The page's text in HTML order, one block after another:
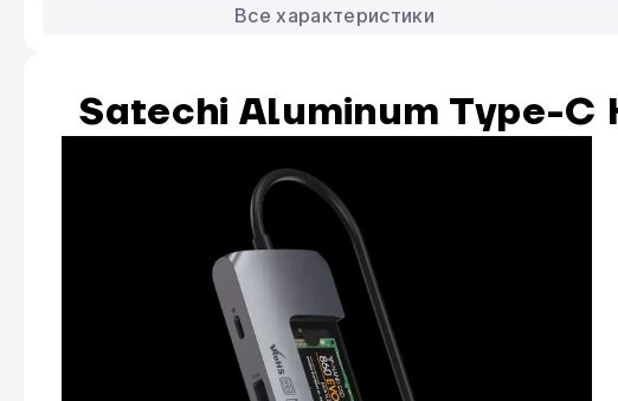
Все характеристики
Satechi Aluminum Type-